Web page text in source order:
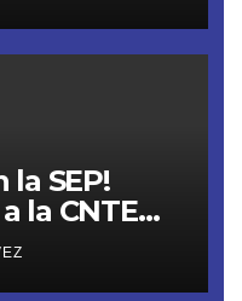
la SEP!
la CNTE
y